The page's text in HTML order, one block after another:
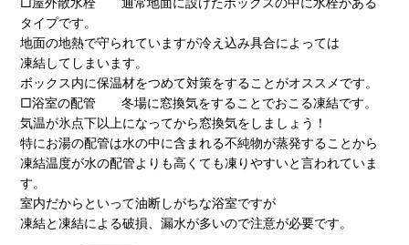
タイプです。
地面の地熱で守られていますが冷え込み具合によっては
凍結してしまいます。
ボックス内に保温材をつめて対策をすることがオススメです。
□浴室の配管 冬場に窓換気をすることでおこる凍結です。
気温が氷点下以上になってから窓換気をしましょう！
特にお湯の配管は水の中に含まれる不純物が蒸発することから
凍結温度が水の配管よりも高くても凍りやすいと言われていま
す。
室内だからといって油断しがちな浴室ですが
凍結と凍結による破損、漏水が多いので注意が必要です。